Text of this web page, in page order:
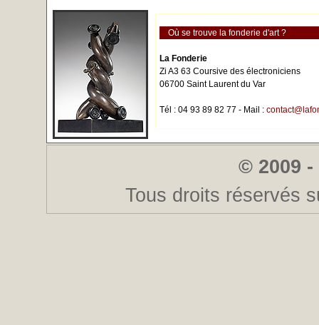
Où se trouve la fonderie d'art ?
La Fonderie
Zi A3 63 Coursive des électroniciens
06700 Saint Laurent du Var
Tél : 04 93 89 82 77 - Mail :
© 2009
Tous droits réservés